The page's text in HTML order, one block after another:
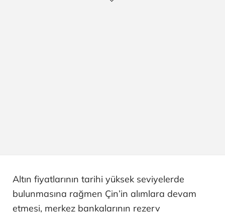
Altın fiyatlarının tarihi yüksek seviyelerde
bulunmasına rağmen Çin’in alımlara devam
etmesi, merkez bankalarının rezerv